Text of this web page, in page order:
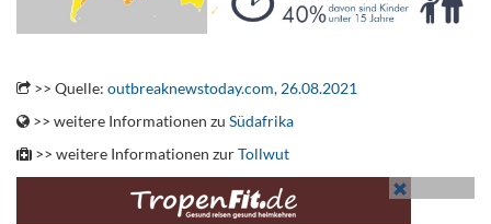
>> Quelle: outbreaknewstoday.com, 26.08.2021
>> weitere Informationen zu Südafrika
>> weitere Informationen zurTollwut